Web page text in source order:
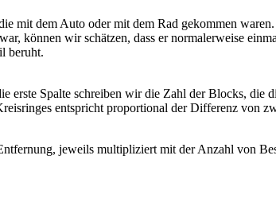
mit dem Auto oder mit dem Rad gekommen
können wir schätzen, dass er normalerweise
beruht.
erste Spalte schreiben wir die Zahl der Blocks,
entspricht proportional der Differenz von
jeweils multipliziert mit der Anzahl von